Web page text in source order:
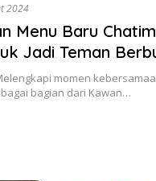
2024
Menu Baru
Jadi Teman
momen
bagian dari Kawan…